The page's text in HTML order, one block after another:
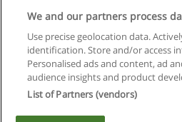
Regras de
Privacidade de
Entrar em contato
Copyright © Educaedu Business
We and our partners process
Use precise geolocation data.
identification. Store and/or access
Personalised ads and content, ad
audience insights and product
List of Partners (vendors)